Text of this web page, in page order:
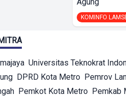
KOMINFO
Universitas Teknokrat
DPRD Kota Metro Pemrov
Pemkot Kota Metro Pemkab